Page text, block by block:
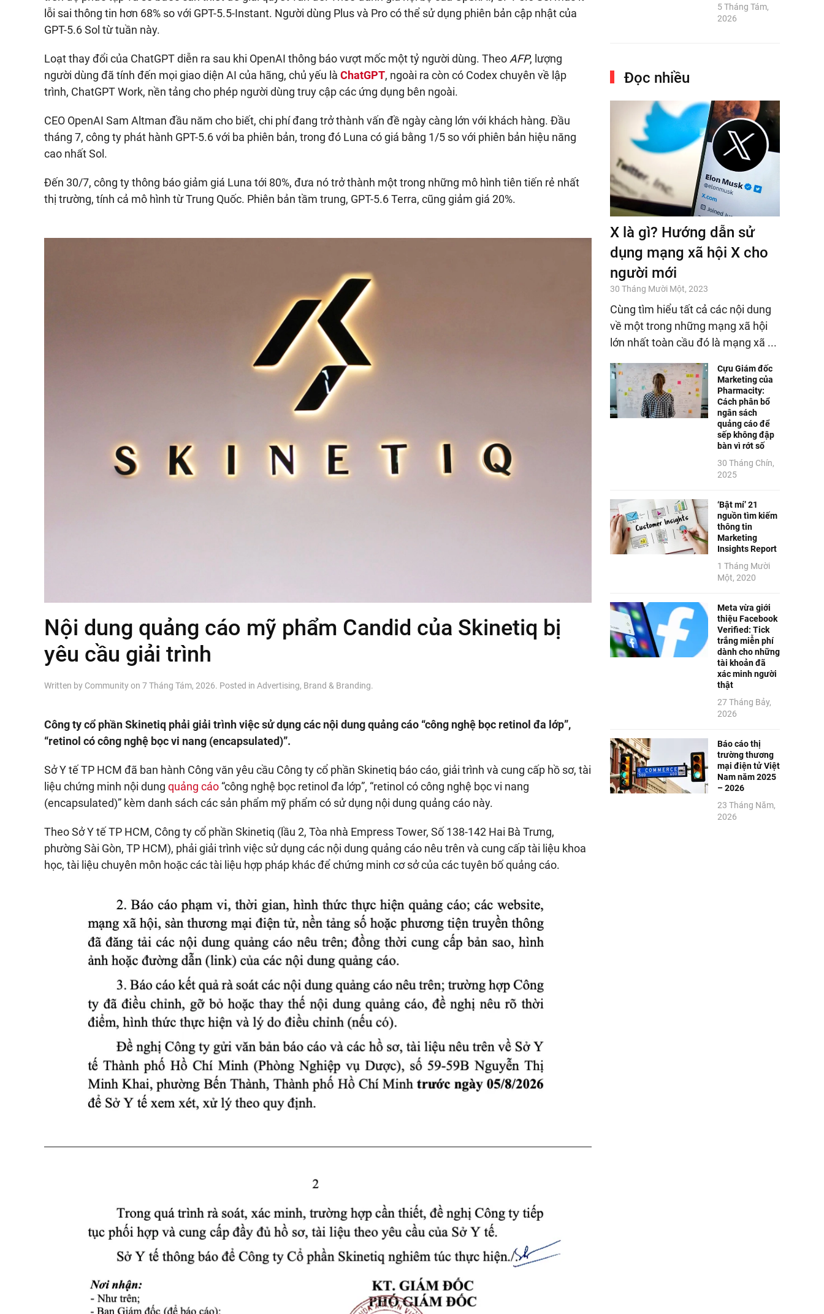
lỗi sai thông tin hơn 68% so với GPT-5.5-Instant. Người dùng Plus và Pro có thể sử dụng phiên bản cập nhật của
GPT-5.6 Sol từ tuần này.
Loạt thay đổi của ChatGPT diễn ra sau khi OpenAI thông báo vượt mốc một tỷ người dùng. Theo AFP, lượng
người dùng đã tính đến mọi giao diện AI của hãng, chủ yếu là ChatGPT, ngoài ra còn có Codex chuyên về lập
trình, ChatGPT Work, nền tảng cho phép người dùng truy cập các ứng dụng bên ngoài.
CEO OpenAI Sam Altman đầu năm cho biết, chi phí đang trở thành vấn đề ngày càng lớn với khách hàng. Đầu
tháng 7, công ty phát hành GPT-5.6 với ba phiên bản, trong đó Luna có giá bằng 1/5 so với phiên bản hiệu năng
cao nhất Sol.
Đến 30/7, công ty thông báo giảm giá Luna tới 80%, đưa nó trở thành một trong những mô hình tiên tiến rẻ nhất
thị trường, tính cả mô hình từ Trung Quốc. Phiên bản tầm trung, GPT-5.6 Terra, cũng giảm giá 20%.
Nội dung quảng cáo mỹ phẩm Candid của Skinetiq bị
yêu cầu giải trình
Written by Communityon 7 Tháng Tám, 2026. Posted in Advertising, Brand & Branding.
Công ty cổ phần Skinetiq phải giải trình việc sử dụng các nội dung quảng cáo “công nghệ bọc retinol đa lớp”,
“retinol có công nghệ bọc vi nang (encapsulated)”.
Sở Y tế TP HCM đã ban hành Công văn yêu cầu Công ty cổ phần Skinetiq báo cáo, giải trình và cung cấp hồ sơ, tài
liệu chứng minh nội dung quảng cáo “công nghệ bọc retinol đa lớp”, “retinol có công nghệ bọc vi nang
(encapsulated)” kèm danh sách các sản phẩm mỹ phẩm có sử dụng nội dung quảng cáo này.
Theo Sở Y tế TP HCM, Công ty cổ phần Skinetiq (lầu 2, Tòa nhà Empress Tower, Số 138-142 Hai Bà Trưng,
phường Sài Gòn, TP HCM), phải giải trình việc sử dụng các nội dung quảng cáo nêu trên và cung cấp tài liệu khoa
học, tài liệu chuyên môn hoặc các tài liệu hợp pháp khác để chứng minh cơ sở của các tuyên bố quảng cáo.
5 Tháng Tám,
2026
Đọc nhiều
X là gì? Hướng dẫn sử
dụng mạng xã hội X cho
người mới
30 Tháng Mười Một, 2023
Cùng tìm hiểu tất cả các nội dung
về một trong những mạng xã hội
lớn nhất toàn cầu đó là mạng xã ...
Cựu Giám đốc
Marketing của
Pharmacity:
Cách phân bổ
ngân sách
quảng cáo để
sếp không đập
bàn vì rớt số
30 Tháng Chín,
2025
‘Bật mí’ 21
nguồn tìm kiếm
thông tin
Marketing
Insights Report
1 Tháng Mười
Một, 2020
Meta vừa giới
thiệu Facebook
Verified: Tick
trắng miễn phí
dành cho những
tài khoản đã
xác minh người
thật
27 Tháng Bảy,
2026
Báo cáo thị
trường thương
mại điện tử Việt
Nam năm 2025
– 2026
23 Tháng Năm,
2026